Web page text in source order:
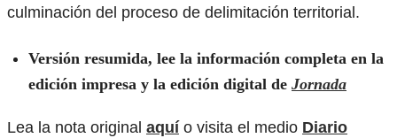
culminación del proceso de delimitación territorial.
Versión resumida, lee la información completa en la
edición impresa y la edición digital de Jornada
Lea la nota original aquí o visita el medio Diario